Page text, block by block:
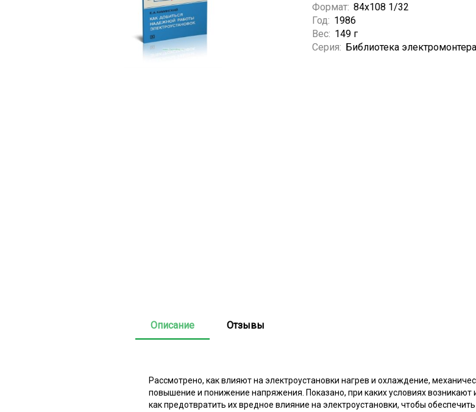
Формат: 84х108 1/32
Год: 1986
Вес: 149 г
Серия: Библиотека
Описание Отзывы
Рассмотрено, как влияют на электроустановки нагрев и охлаждение,
повышение и понижение напряжения. Показано, при каких условиях
как предотвратить их вредное влияние на электроустановки, чтобы